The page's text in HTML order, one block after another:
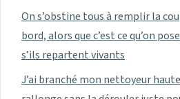
On s’obstine tous à remplir la
bord, alors que c’est ce qu’on
s’ils repartent vivants
J’ai branché mon nettoyeur